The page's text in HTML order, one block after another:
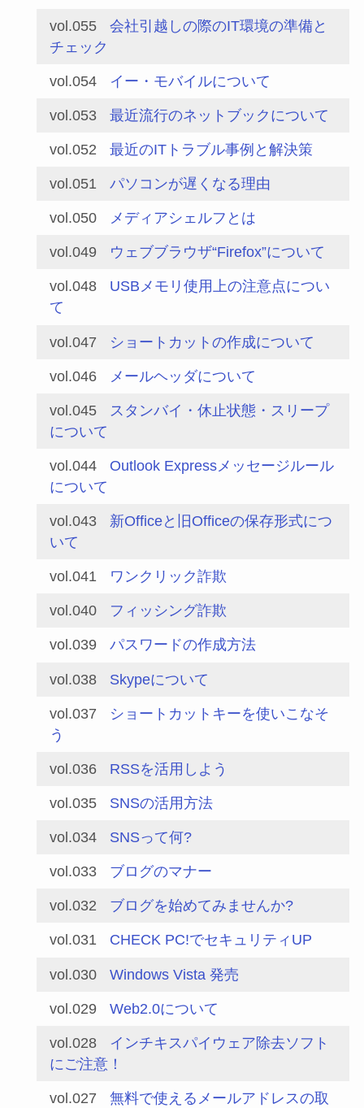
vol.055
会社引越しの際のIT環境の準備と
チェック
vol.054 イー・モバイルについて
vol.053 最近流行のネットブックについて
vol.052 最近のITトラブル事例と解決策
vol.051 パソコンが遅くなる理由
vol.050 メディアシェルフとは
vol.049 ウェブブラウザ“Firefox”について
vol.048
USBメモリ使用上の注意点につい
て
vol.047 ショートカットの作成について
vol.046 メールヘッダについて
vol.045
スタンバイ・休止状態・スリープ
について
vol.044
Outlook Expressメッセージルール
について
vol.043
新Officeと旧Officeの保存形式につ
いて
vol.041 ワンクリック詐欺
vol.040 フィッシング詐欺
vol.039 パスワードの作成方法
vol.038 Skypeについて
vol.037
ショートカットキーを使いこなそ
う
vol.036 RSSを活用しよう
vol.035 SNSの活用方法
vol.034 SNSって何?
vol.033 ブログのマナー
vol.032 ブログを始めてみませんか?
vol.031 CHECK PC!でセキュリティUP
vol.030 Windows Vista 発売
vol.029 Web2.0について
vol.028
インチキスパイウェア除去ソフト
にご注意！
vol.027
無料で使えるメールアドレスの取